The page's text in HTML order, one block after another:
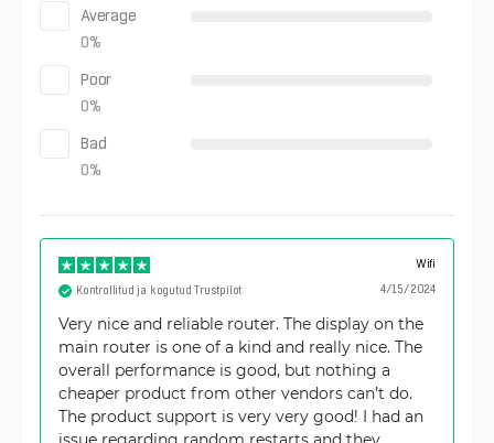
Average
0%
Poor
0%
Bad
0%
Wifi
4/15/2024
Kontrollitud ja kogutud Trustpilot
Very nice and reliable router. The display on the
main router is one of a kind and really nice. The
overall performance is good, but nothing a
cheaper product from other vendors can’t do.
The product support is very very good! I had an